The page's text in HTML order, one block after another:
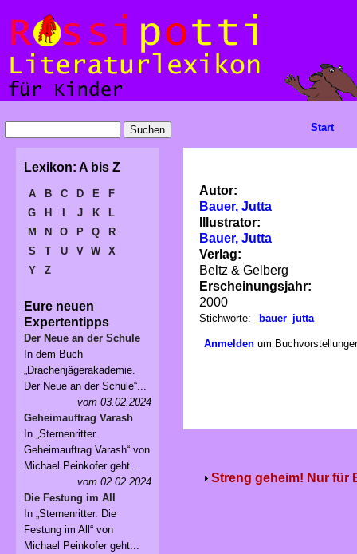
Autor:
Bauer, Jutta
Illustrator:
Bauer, Jutta
Verlag:
Beltz & Gelberg
Erscheinungsjahr:
2000
Stichworte: bauer_jutta
Anmelden um
Streng geheim! Nur für
Start
Lexikon: A bis Z
A B C D E
F
G
H J K
L
M
N O P Q
R
S
T U V W
X
Y
Z
Eure neuen
Expertentipps
Der Neue an der Schule
In dem Buch
„Drachenjägerakademie.
Der Neue an der Schule“...
vom 03.02.2024
Geheimauftrag Varash
In „Sternenritter.
Geheimauftrag Varash“ von
Michael Peinkofer geht...
vom 02.02.2024
Die Festung im All
In „Sternenritter. Die
Festung im All“ von
Michael Peinkofer geht...